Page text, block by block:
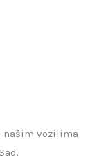
našim vozilima